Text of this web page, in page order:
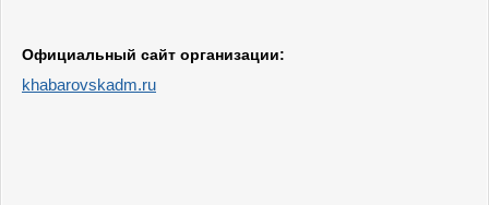
Официальный сайт организации:
khabarovskadm.ru